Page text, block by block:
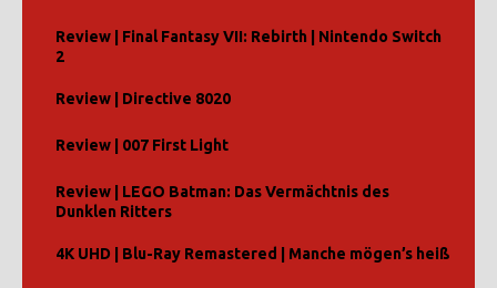
Review | Final Fantasy VII: Rebirth | Nintendo Switch
2
Review | Directive 8020
Review | 007 First Light
Review | LEGO Batman: Das Vermächtnis des
Dunklen Ritters
4K UHD | Blu-Ray Remastered | Manche mögen’s heiß